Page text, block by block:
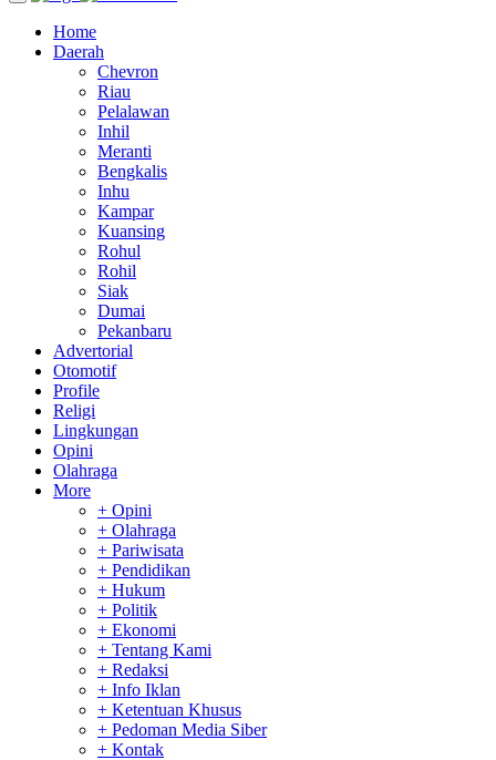
Home
Daerah
Chevron
Riau
Pelalawan
Inhil
Meranti
Bengkalis
Inhu
Kampar
Kuansing
Rohul
Rohil
Siak
Dumai
Pekanbaru
Advertorial
Otomotif
Profile
Religi
Lingkungan
Opini
Olahraga
More
+ Opini
+ Olahraga
+ Pariwisata
+ Pendidikan
+ Hukum
+ Politik
+ Ekonomi
+ Tentang Kami
+ Redaksi
+ Info Iklan
+ Ketentuan Khusus
+ Pedoman Media Siber
+ Kontak